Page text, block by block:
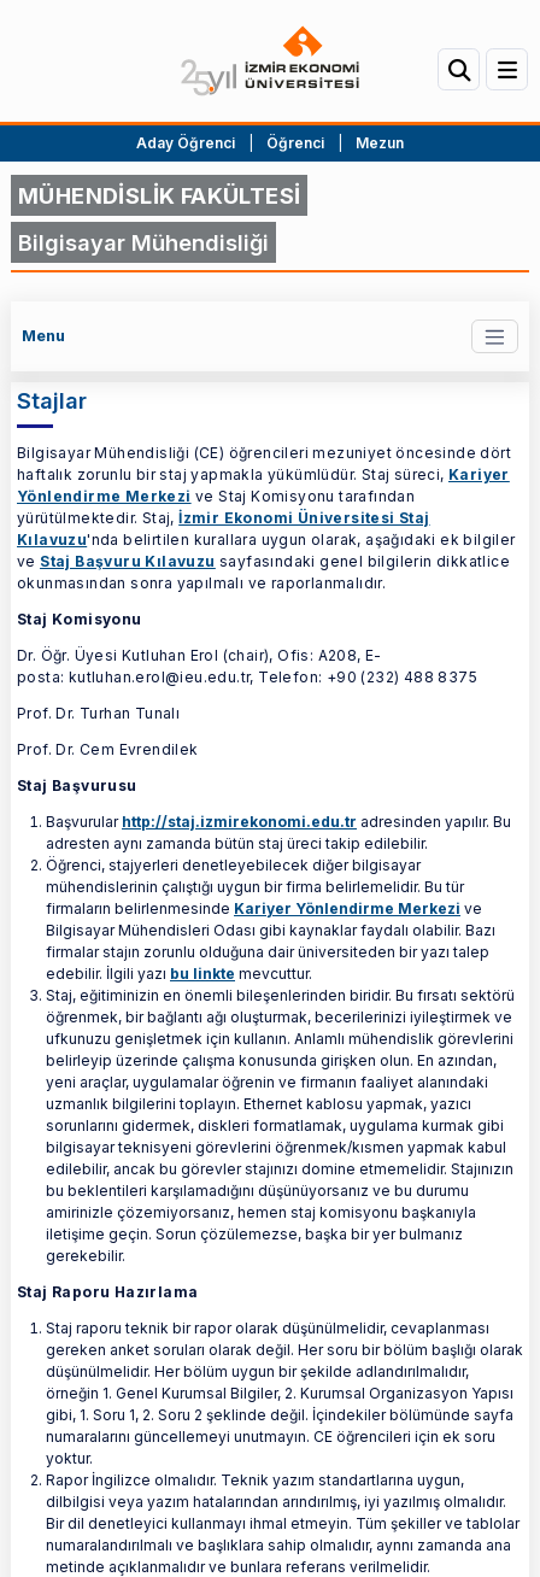
Aday Öğrenci Öğrenci Mezun
MÜHENDİSLİK FAKÜLTESİ
Bilgisayar Mühendisliği
Menu
Stajlar
Bilgisayar Mühendisliği (CE) öğrencileri mezuniyet öncesinde dört
haftalık zorunlu bir staj yapmakla yükümlüdür. Staj süreci, Kariyer
Yönlendirme Merkezi ve Staj Komisyonu tarafından
yürütülmektedir. Staj,İzmir Ekonomi Üniversitesi Staj
Kılavuzu'nda belirtilen kurallara uygun olarak, aşağıdaki ek bilgiler
ve Staj Başvuru Kılavuzu sayfasındaki genel bilgilerin dikkatlice
okunmasından sonra yapılmalı ve raporlanmalıdır.
Staj Komisyonu
Dr. Öğr. Üyesi Kutluhan Erol (chair), Ofis: A208, E-
posta: kutluhan.erol@ieu.edu.tr, Telefon: +90 (232) 488 8375
Prof. Dr. Turhan Tunalı
Prof. Dr. Cem Evrendilek
Staj Başvurusu
Başvurular http://staj.izmirekonomi.edu.tr adresinden yapılır. Bu
adresten aynı zamanda bütün staj üreci takip edilebilir.
Öğrenci, stajyerleri denetleyebilecek diğer bilgisayar
mühendislerinin çalıştığı uygun bir firma belirlemelidir. Bu tür
firmaların belirlenmesinde Kariyer Yönlendirme Merkezi ve
Bilgisayar Mühendisleri Odası gibi kaynaklar faydalı olabilir. Bazı
firmalar stajın zorunlu olduğuna dair üniversiteden bir yazı talep
edebilir. İlgili yazı bu linkte mevcuttur.
Staj, eğitiminizin en önemli bileşenlerinden biridir. Bu fırsatı sektörü
öğrenmek, bir bağlantı ağı oluşturmak, becerilerinizi iyileştirmek ve
ufkunuzu genişletmek için kullanın. Anlamlı mühendislik görevlerini
belirleyip üzerinde çalışma konusunda girişken olun. En azından,
yeni araçlar, uygulamalar öğrenin ve firmanın faaliyet alanındaki
uzmanlık bilgilerini toplayın. Ethernet kablosu yapmak, yazıcı
sorunlarını gidermek, diskleri formatlamak, uygulama kurmak gibi
bilgisayar teknisyeni görevlerini öğrenmek/kısmen yapmak kabul
edilebilir, ancak bu görevler stajınızı domine etmemelidir. Stajınızın
bu beklentileri karşılamadığını düşünüyorsanız ve bu durumu
amirinizle çözemiyorsanız, hemen staj komisyonu başkanıyla
iletişime geçin. Sorun çözülemezse, başka bir yer bulmanız
gerekebilir.
Staj Raporu Hazırlama
Staj raporu teknik bir rapor olarak düşünülmelidir, cevaplanması
gereken anket soruları olarak değil. Her soru bir bölüm başlığı olarak
düşünülmelidir. Her bölüm uygun bir şekilde adlandırılmalıdır,
örneğin 1. Genel Kurumsal Bilgiler, 2. Kurumsal Organizasyon Yapısı
gibi, 1. Soru 1, 2. Soru 2 şeklinde değil. İçindekiler bölümünde sayfa
numaralarını güncellemeyi unutmayın. CE öğrencileri için ek soru
yoktur.
Rapor İngilizce olmalıdır. Teknik yazım standartlarına uygun,
dilbilgisi veya yazım hatalarından arındırılmış, iyi yazılmış olmalıdır.
Bir dil denetleyici kullanmayı ihmal etmeyin. Tüm şekiller ve tablolar
numaralandırılmalı ve başlıklara sahip olmalıdır, aynnı zamanda ana
metinde açıklanmalıdır ve bunlara referans verilmelidir.